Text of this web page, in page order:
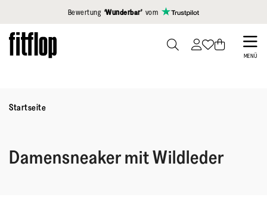
Klicken Sie hier, um unsere Erklärung zur Barrierefreiheit
Bewertung ‘Wunderbar’ vom
Skip
to
MENÜ
Startseite
Damensneaker mit Wildleder